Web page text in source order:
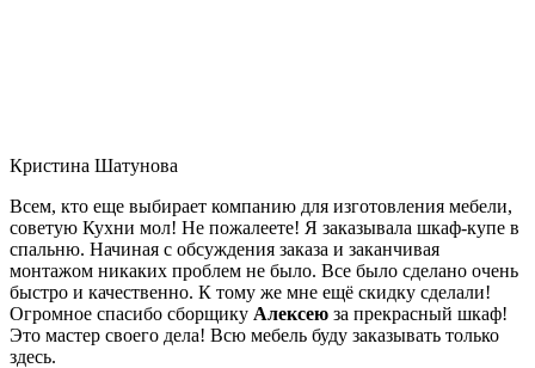
Кристина Шатунова
Всем, кто еще выбирает компанию для изготовления мебели,
советую Кухни мол! Не пожалеете! Я заказывала шкаф-купе в
спальню. Начиная с обсуждения заказа и заканчивая
монтажом никаких проблем не было. Все было сделано очень
быстро и качественно. К тому же мне ещё скидку сделали!
Огромное спасибо сборщику Алексею за прекрасный шкаф!
Это мастер своего дела! Всю мебель буду заказывать только
здесь.